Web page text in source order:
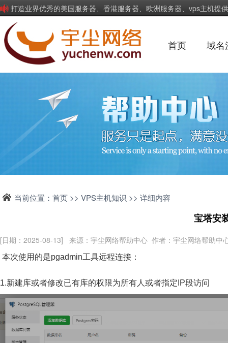
打造业界优秀的美国服务器、香港服务器、欧洲服务器、vps主机提
首页 域名
当前位置： 首页 >> VPS主机知识 >> 详细内容
宝塔安
[日期：2025-08-13] 来源：宇尘网络帮助中心 作者：宇尘网络帮助
本次使用的是pgadmin工具远程连接：
1.新建库或者修改已有库的权限为所有人或者指定IP段访问